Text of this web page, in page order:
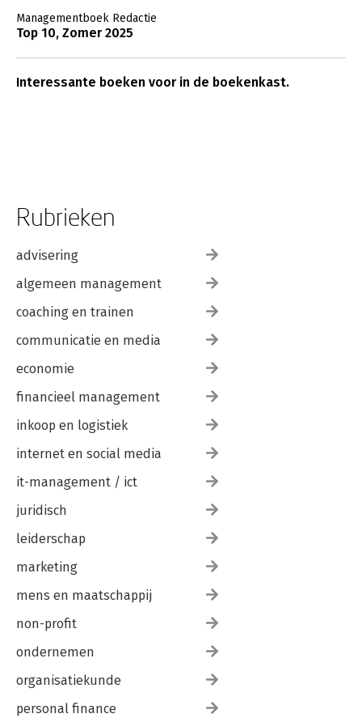
Managementboek Redactie
Top 10, Zomer 2025
Interessante boeken voor in de boekenkast.
Rubrieken
advisering
algemeen management
coaching en trainen
communicatie en media
economie
financieel management
inkoop en logistiek
internet en social media
it-management / ict
juridisch
leiderschap
marketing
mens en maatschappij
non-profit
ondernemen
organisatiekunde
personal finance